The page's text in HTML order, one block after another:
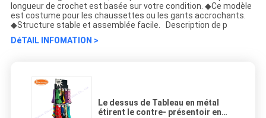
longueur de crochet est basée sur votre condition. ◆Ce modèle
est costume pour les chaussettes ou les gants accrochants.
◆Structure stable et assemblée facile. Description de p
DéTAIL INFOMATION >
Le dessus de Tableau en métal
étirent le contre- présentoir en